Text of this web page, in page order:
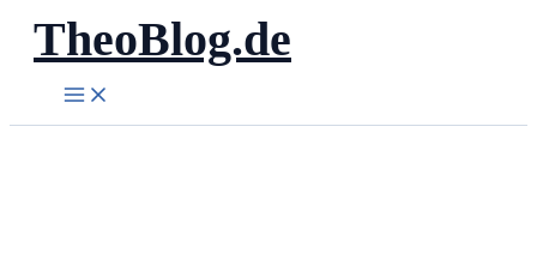
Zum
Inhalt
springen
TheoBlog.de